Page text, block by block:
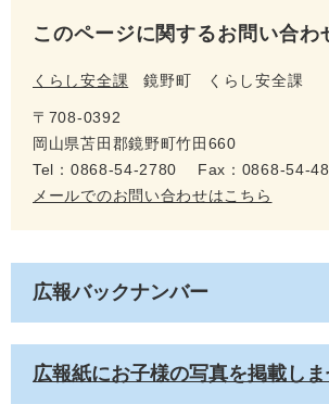
このページに関するお問い合わ
くらし安全課 鏡野町 くらし安全課
〒708-0392
岡山県苫田郡鏡野町竹田660
Tel：0868-54-2780
Fax：0868-54-
メールでのお問い合わせはこちら
広報バックナンバー
広報紙にお子様の写真を掲載し